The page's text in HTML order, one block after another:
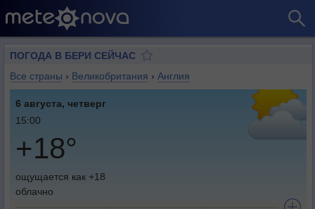
ПОГОДА В БЕРИ СЕЙЧАС
Все страны › Великобритания › Англия
6 августа, четверг
15:00
+18°
ощущается как +18
облачно